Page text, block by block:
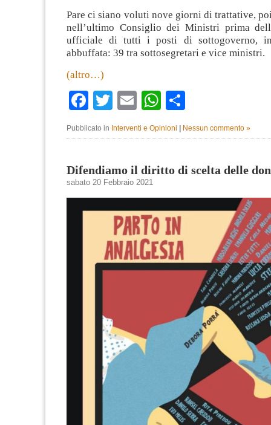
Pare ci siano voluti nove giorni di trattative,
nell’ultimo Consiglio dei Ministri prima
ufficiale di tutti i posti di sottogoverno,
abbuffata: 39 tra sottosegretari e vice ministri.
(altro…)
Facebook
TwitterEmailWhatsApp
Pubblicato in Interventi e Opinioni Nessun commento »
Difendiamo il diritto di scelta delle
sabato 20 Febbraio 2021